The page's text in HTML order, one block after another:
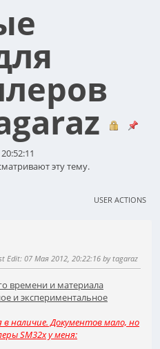
эту тему.
USER ACTIONS
Edit: 07 Мая 2012, 20:22:16 by tagaraz
времени и материала
и экспериментальное
Документов мало, но
SM32x у меня: